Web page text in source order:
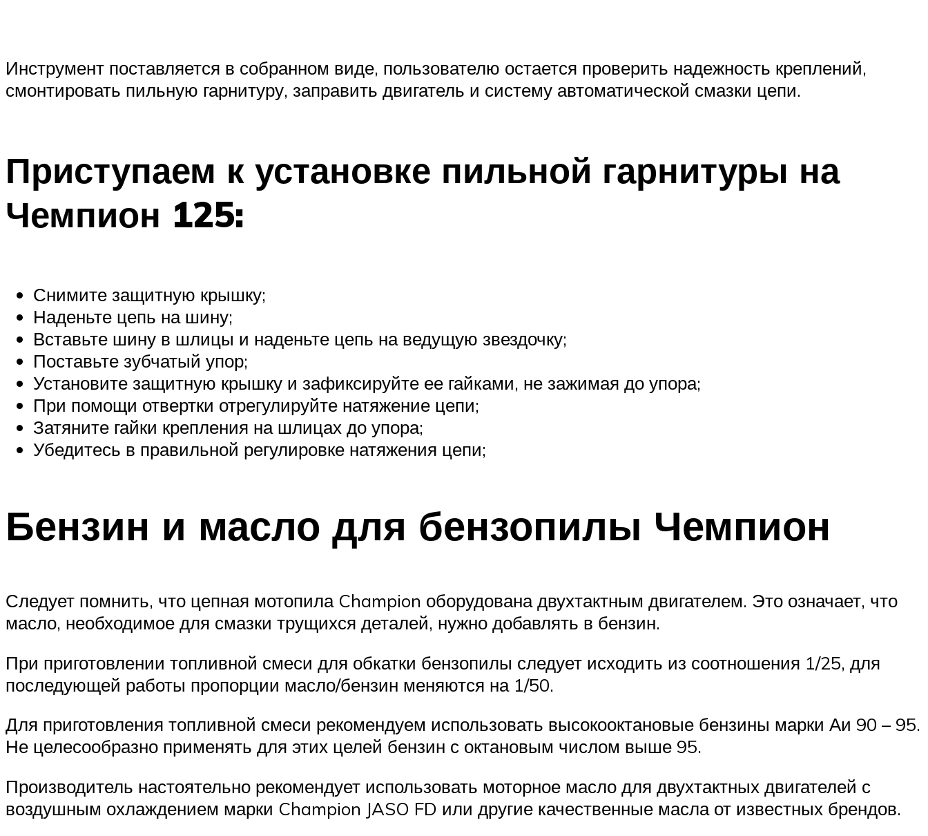
Инструмент поставляется в собранном виде, пользователю остается проверить надежность креплений,
смонтировать пильную гарнитуру, заправить двигатель и систему автоматической смазки цепи.
Приступаем к установке пильной гарнитуры на
Чемпион 125:
Снимите защитную крышку;
Наденьте цепь на шину;
Вставьте шину в шлицы и наденьте цепь на ведущую звездочку;
Поставьте зубчатый упор;
Установите защитную крышку и зафиксируйте ее гайками, не зажимая до упора;
При помощи отвертки отрегулируйте натяжение цепи;
Затяните гайки крепления на шлицах до упора;
Убедитесь в правильной регулировке натяжения цепи;
Бензин и масло для бензопилы Чемпион
Следует помнить, что цепная мотопила Champion оборудована двухтактным двигателем. Это означает, что
масло, необходимое для смазки трущихся деталей, нужно добавлять в бензин.
При приготовлении топливной смеси для обкатки бензопилы следует исходить из соотношения 1/25, для
последующей работы пропорции масло/бензин меняются на 1/50.
Для приготовления топливной смеси рекомендуем использовать высокооктановые бензины марки Аи 90 – 95.
Не целесообразно применять для этих целей бензин с октановым числом выше 95.
Производитель настоятельно рекомендует использовать моторное масло для двухтактных двигателей с
воздушным охлаждением марки Champion JASO FD или другие качественные масла от известных брендов.